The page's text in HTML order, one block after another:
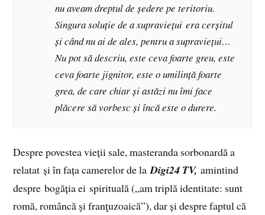
nu aveam dreptul de ședere pe teritoriu.
Singura soluție de a supraviețui era cerșitul
și când nu ai de ales, pentru a supraviețui…
Nu pot să descriu, este ceva foarte greu, este
ceva foarte jignitor, este o umilință foarte
grea, de care chiar și astăzi nu îmi face
plăcere să vorbesc și încă este o durere.
Despre povestea vieții sale, masteranda sorbonardă a
relatat și în fața camerelor de laDigi24 TV,amintind
despre bogăția ei spirituală („am triplă identitate: sunt
romă, româncă şi franţuzoaică”), dar și despre faptul că